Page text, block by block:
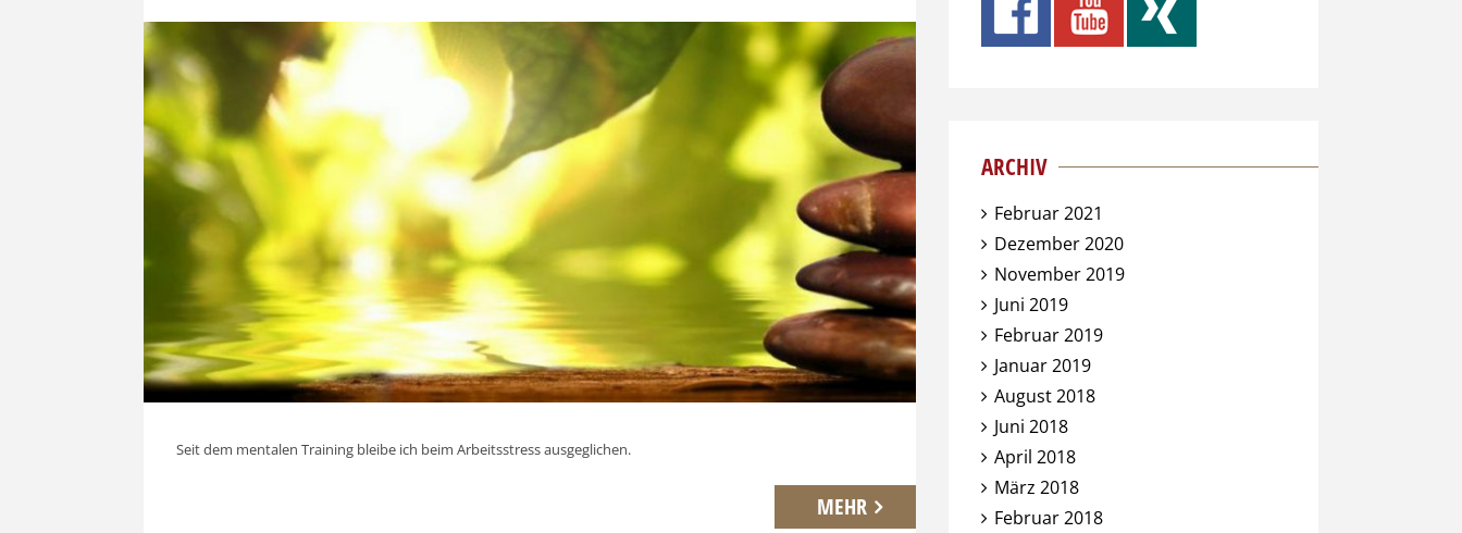
Seit dem mentalen Training bleibe ich beim Arbeitsstress ausgeglichen.
MEHR
ARCHIV
Februar 2021
Dezember 2020
November 2019
Juni 2019
Februar 2019
Januar 2019
August 2018
Juni 2018
April 2018
März 2018
Februar 2018